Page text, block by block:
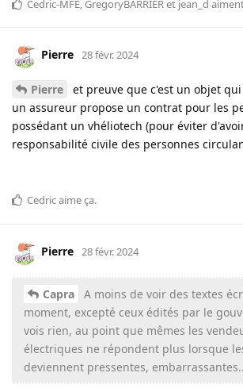
Cedric-MFE, GregoryBARRIERet jean_d
Pierre 28 févr. 2024
Pierre
et preuve que c'est un objet
un assureur propose un contrat pour les
possédant un vhéliotech (pour éviter
responsabilité civile des personnes
Cedricaime ça.
Pierre 28 févr. 2024
Capra
A moins de voir des textes
moment, excepté ceux édités par le
vois rien, au point que mêmes les
électriques ne répondent plus lorsque
deviennent pressentes,